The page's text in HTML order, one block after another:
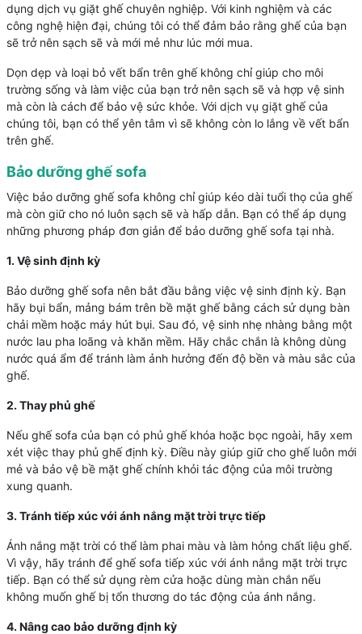
dụng dịch vụ giặt ghế chuyên nghiệp. Với kinh nghiệm và các
công nghệ hiện đại, chúng tôi có thể đảm bảo rằng ghế của bạn
sẽ trở nên sạch sẽ và mới mẻ như lúc mới mua.
Dọn dẹp và loại bỏ vết bẩn trên ghế không chỉ giúp cho môi
trường sống và làm việc của bạn trở nên sạch sẽ và hợp vệ sinh
mà còn là cách để bảo vệ sức khỏe. Với dịch vụ giặt ghế của
chúng tôi, bạn có thể yên tâm vì sẽ không còn lo lắng về vết bẩn
trên ghế.
Bảo dưỡng ghế sofa
Việc bảo dưỡng ghế sofa không chỉ giúp kéo dài tuổi thọ của ghế
mà còn giữ cho nó luôn sạch sẽ và hấp dẫn. Bạn có thể áp dụng
những phương pháp đơn giản để bảo dưỡng ghế sofa tại nhà.
1. Vệ sinh định kỳ
Bảo dưỡng ghế sofa nên bắt đầu bằng việc vệ sinh định kỳ. Bạn
hãy bụi bẩn, mảng bám trên bề mặt ghế bằng cách sử dụng bàn
chải mềm hoặc máy hút bụi. Sau đó, vệ sinh nhẹ nhàng bằng một
nước lau pha loãng và khăn mềm. Hãy chắc chắn là không dùng
nước quá ẩm để tránh làm ảnh hưởng đến độ bền và màu sắc của
ghế.
2. Thay phủ ghế
Nếu ghế sofa của bạn có phủ ghế khóa hoặc bọc ngoài, hãy xem
xét việc thay phủ ghế định kỳ. Điều này giúp giữ cho ghế luôn mới
mẻ và bảo vệ bề mặt ghế chính khỏi tác động của môi trường
xung quanh.
3. Tránh tiếp xúc với ánh nắng mặt trời trực tiếp
Ánh nắng mặt trời có thể làm phai màu và làm hỏng chất liệu ghế.
Vì vậy, hãy tránh để ghế sofa tiếp xúc với ánh nắng mặt trời trực
tiếp. Bạn có thể sử dụng rèm cửa hoặc dùng màn chắn nếu
không muốn ghế bị tổn thương do tác động của ánh nắng.
4. Nâng cao bảo dưỡng định kỳ